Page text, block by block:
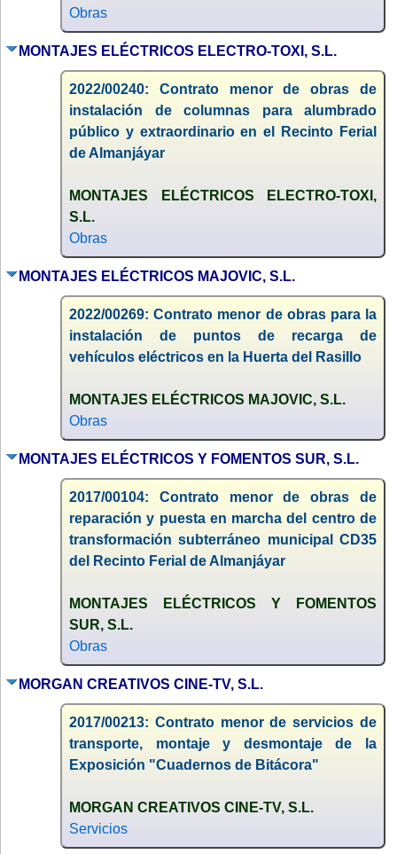
Obras
MONTAJES ELÉCTRICOS ELECTRO-TOXI, S.L.
2022/00240: Contrato menor de obras de
instalación de columnas para alumbrado
público y extraordinario en el Recinto Ferial
de Almanjáyar
MONTAJES ELÉCTRICOS ELECTRO-TOXI,
S.L.
Obras
MONTAJES ELÉCTRICOS MAJOVIC, S.L.
2022/00269: Contrato menor de obras para la
instalación de puntos de recarga de
vehículos eléctricos en la Huerta del Rasillo
MONTAJES ELÉCTRICOS MAJOVIC, S.L.
Obras
MONTAJES ELÉCTRICOS Y FOMENTOS SUR, S.L.
2017/00104: Contrato menor de obras de
reparación y puesta en marcha del centro de
transformación subterráneo municipal CD35
del Recinto Ferial de Almanjáyar
MONTAJES ELÉCTRICOS Y FOMENTOS
SUR, S.L.
Obras
MORGAN CREATIVOS CINE-TV, S.L.
2017/00213: Contrato menor de servicios de
transporte, montaje y desmontaje de la
Exposición "Cuadernos de Bitácora"
MORGAN CREATIVOS CINE-TV, S.L.
Servicios